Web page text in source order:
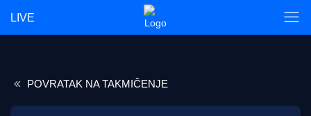
LIVE
POVRATAK NA TAKMIČENJE